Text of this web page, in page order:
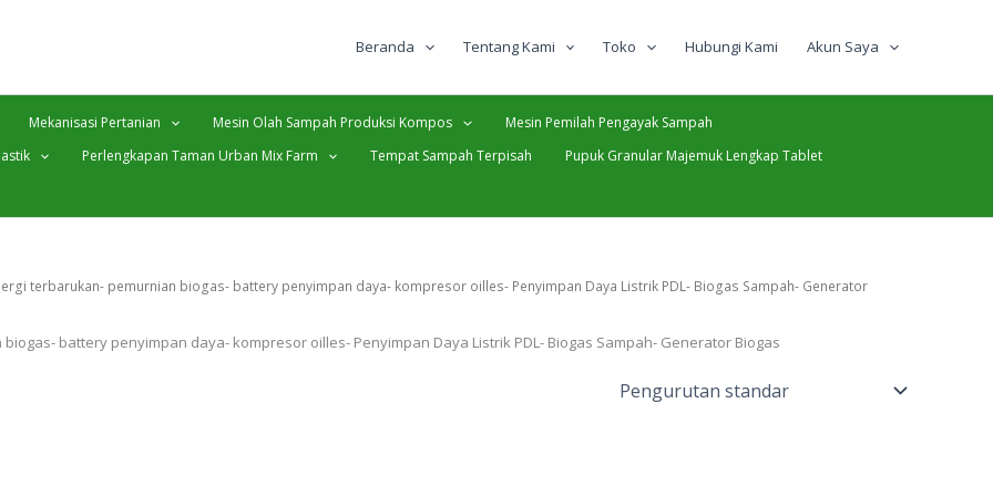
Beranda Tentang Kami Toko Hubungi Kami Akun Saya
Mekanisasi Pertanian Mesin Olah Sampah Produksi Kompos
Mesin Pemilah Pengayak Sampah
Perlengkapan Taman Urban Mix Farm Tempat Sampah Terpisah
Pupuk Granular Majemuk Lengkap Tablet
terbarukan- pemurnian biogas- battery penyimpan daya- kompresor oilles- Penyimpan Daya Listrik PDL- Biogas Sampah- Generator
battery penyimpan daya- kompresor oilles- Penyimpan Daya Listrik PDL- Biogas Sampah- Generator Biogas